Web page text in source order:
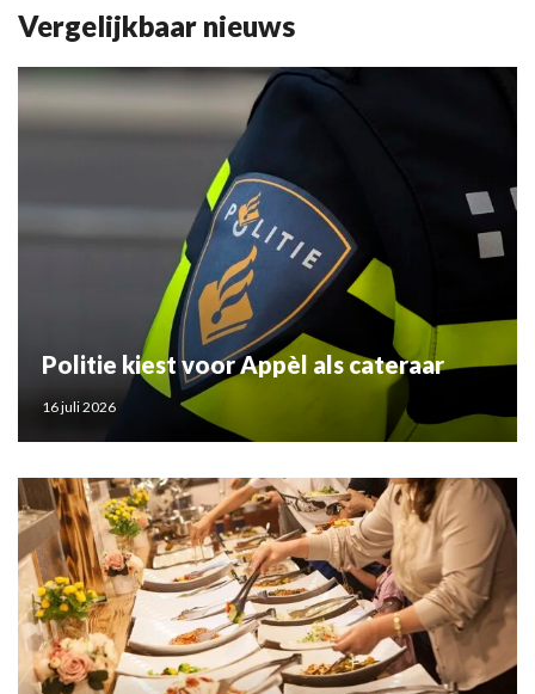
Vergelijkbaar nieuws
Politie kiest voor Appèl als cateraar
16 juli 2026